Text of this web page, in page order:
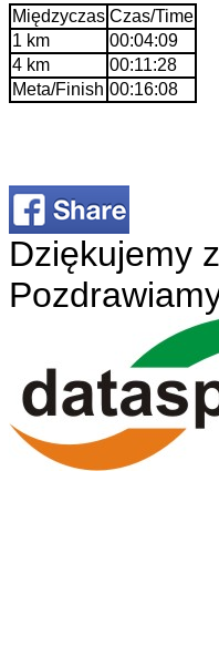
Międzyczas Czas/Time
1 km
00:04:09
4 km
00:11:28
Meta/Finish 00:16:08
Dziękujemy